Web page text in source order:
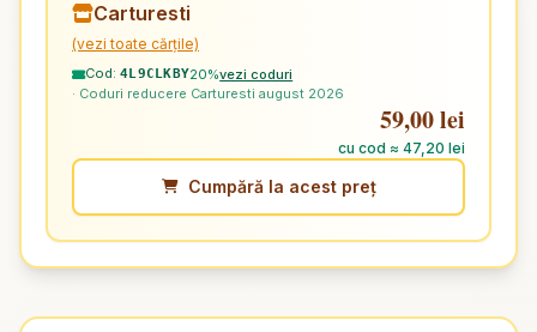
Carturesti
(vezi toate cărțile)
Cod: 4L9CLKBY20%vezi coduri
· Coduri reducere Carturesti august 2026
59,00 lei
cu cod ≈ 47,20 lei
Cumpără la acest preț